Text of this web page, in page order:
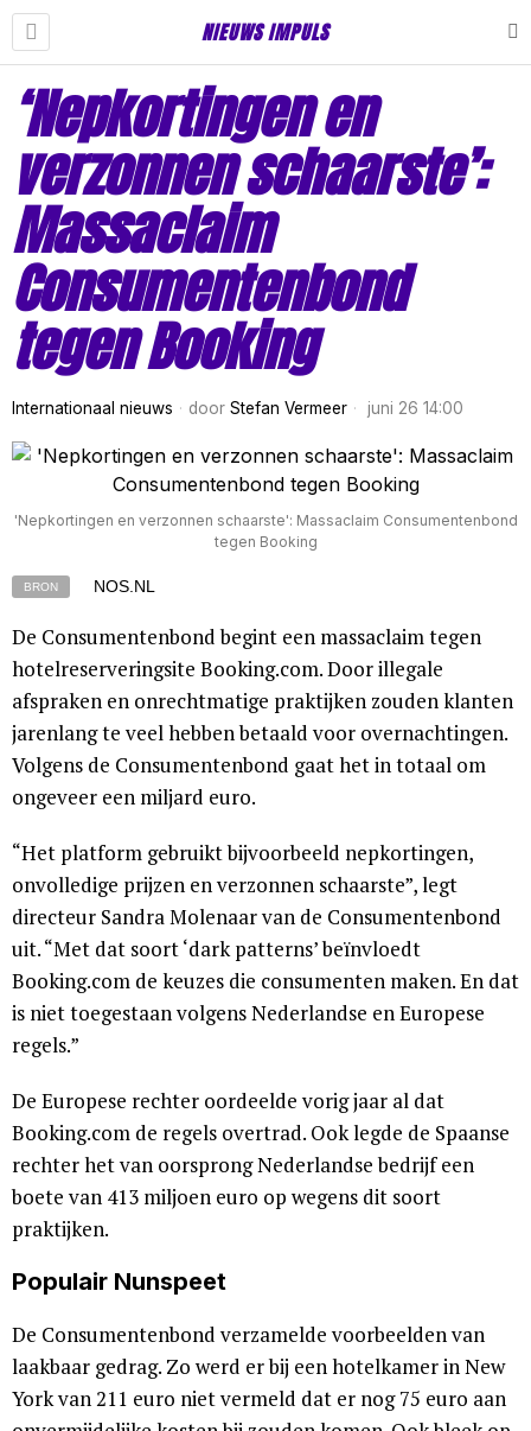
NIEUWS IMPULS
‘Nepkortingen en
verzonnen schaarste’:
Massaclaim
Consumentenbond
tegen Booking
Internationaal nieuws door Stefan Vermeer juni 26 14:00
'Nepkortingen en verzonnen schaarste': Massaclaim Consumentenbond
tegen Booking
BRON NOS.NL
De Consumentenbond begint een massaclaim tegen
hotelreserveringsite Booking.com. Door illegale
afspraken en onrechtmatige praktijken zouden klanten
jarenlang te veel hebben betaald voor overnachtingen.
Volgens de Consumentenbond gaat het in totaal om
ongeveer een miljard euro.
“Het platform gebruikt bijvoorbeeld nepkortingen,
onvolledige prijzen en verzonnen schaarste”, legt
directeur Sandra Molenaar van de Consumentenbond
uit. “Met dat soort ‘dark patterns’ beïnvloedt
Booking.com de keuzes die consumenten maken. En dat
is niet toegestaan volgens Nederlandse en Europese
regels.”
De Europese rechter oordeelde vorig jaar al dat
Booking.com de regels overtrad. Ook legde de Spaanse
rechter het van oorsprong Nederlandse bedrijf een
boete van 413 miljoen euro op wegens dit soort
praktijken.
Populair Nunspeet
De Consumentenbond verzamelde voorbeelden van
laakbaar gedrag. Zo werd er bij een hotelkamer in New
York van 211 euro niet vermeld dat er nog 75 euro aan